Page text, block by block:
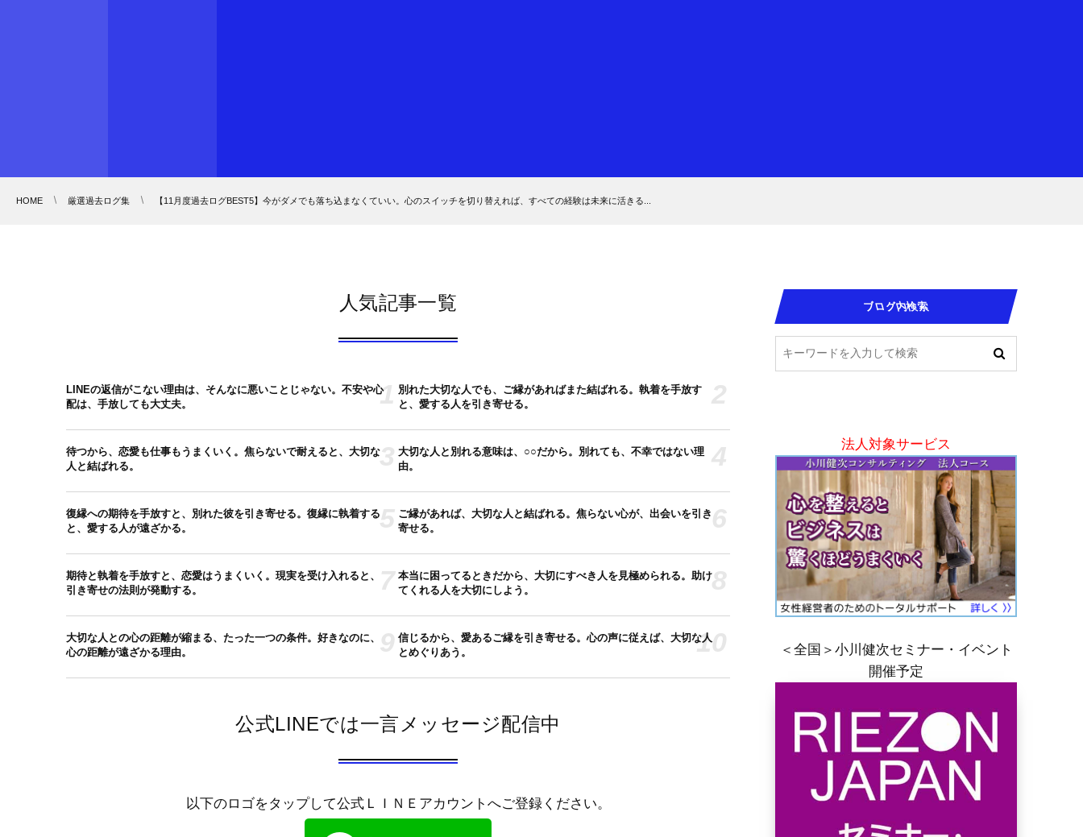
HOME 厳選過去ログ集 【11月度過去ログBEST5】今がダメでも落ち込まなくていい。心のスイッチを切り替えれば、すべての経験は未来に活きる...
人気記事一覧
LINEの返信がこない理由は、そんなに悪いことじゃない。不安や心
配は、手放しても大丈夫。
1 別れた大切な人でも、ご縁があればまた結ばれる。執着を手放す
と、愛する人を引き寄せる。
2
待つから、恋愛も仕事もうまくいく。焦らないで耐えると、大切な
人と結ばれる。
3 大切な人と別れる意味は、○○だから。別れても、不幸ではない理
由。
4
復縁への期待を手放すと、別れた彼を引き寄せる。復縁に執着する
と、愛する人が遠ざかる。
5 ご縁があれば、大切な人と結ばれる。焦らない心が、出会いを引き
寄せる。
6
期待と執着を手放すと、恋愛はうまくいく。現実を受け入れると、
引き寄せの法則が発動する。
7 本当に困ってるときだから、大切にすべき人を見極められる。助け
てくれる人を大切にしよう。
8
大切な人との心の距離が縮まる、たった一つの条件。好きなのに、
心の距離が遠ざかる理由。
9 信じるから、愛あるご縁を引き寄せる。心の声に従えば、大切な人
とめぐりあう。
10
公式LINEでは一言メッセージ配信中
以下のロゴをタップして公式ＬＩＮＥアカウントへご登録ください。
ブログ内検索
法人対象サービス
＜全国＞小川健次セミナー・イベント
開催予定